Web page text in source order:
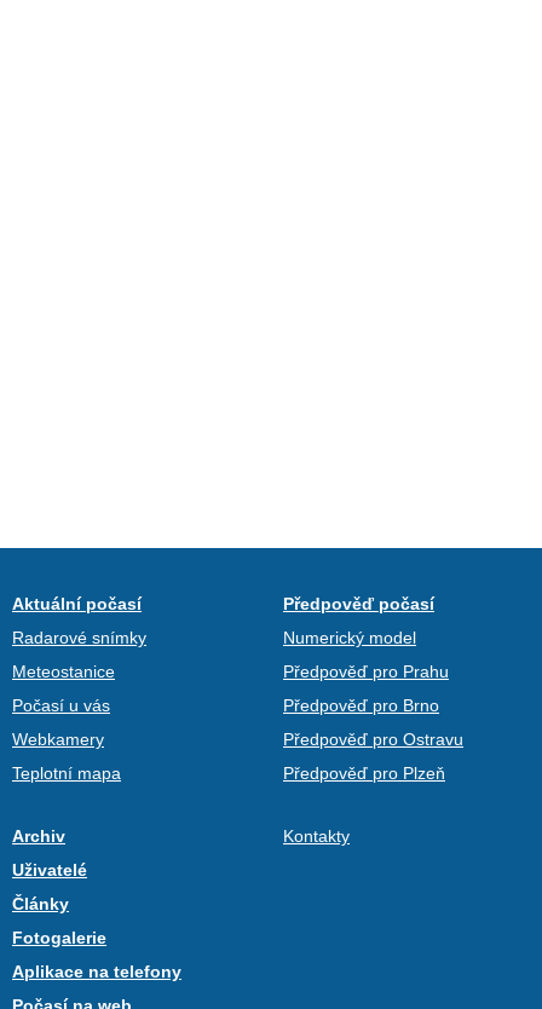
Aktuální počasí
Radarové snímky
Meteostanice
Počasí u vás
Webkamery
Teplotní mapa
Předpověď počasí
Numerický model
Předpověď pro Prahu
Předpověď pro Brno
Předpověď pro Ostravu
Předpověď pro Plzeň
Archiv
Uživatelé
Články
Fotogalerie
Aplikace na telefony
Kontakty